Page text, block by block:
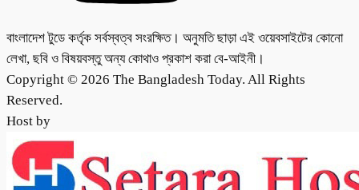
বাংলাদেশ টুডে কর্তৃক সর্বস্বত্ব সংরক্ষিত। অনুমতি ছাড়া এই ওয়েবসাইটের কোনো
লেখা, ছবি ও বিষয়বস্তু অন্য কোথাও প্রকাশ করা বে-আইনী।
Copyright © 2026 The Bangladesh Today. All Rights
Reserved.
Host by